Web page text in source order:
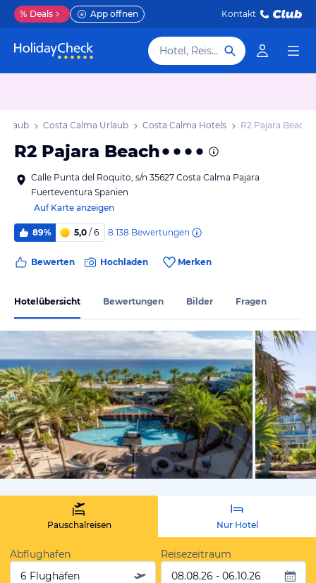
% Deals App öffnen Kontakt
Hotel, Reiseziel
Costa Calma Urlaub Costa Calma Hotels R2 Pajara Beach
R2 Pajara Beach
Calle Punta del Roquito, s/n 35627 Costa Calma Pajara
Fuerteventura Spanien
Auf Karte anzeigen
89% 5,0 / 6 8.138 Bewertungen
Bewerten Hochladen Merken
Hotelübersicht Bewertungen Bilder Fragen
vom
Pauschalreisen Nur Hotel
Abflughafen
6 Flughäfen
Reisezeitraum
08.08.26 - 06.10.26